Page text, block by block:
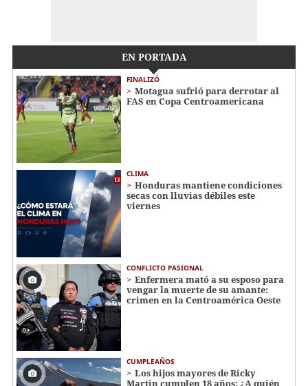
EN PORTADA
FINALIZÓ
Motagua sufrió para derrotar al
FAS en Copa Centroamericana
CLIMA
Honduras mantiene condiciones
secas con lluvias débiles este
viernes
CONFLICTO PASIONAL
Enfermera mató a su esposo para
vengar la muerte de su amante:
crimen en la Centroamérica Oeste
CUMPLEAÑOS
Los hijos mayores de Ricky
Martin cumplen 18 años: ¿A quién